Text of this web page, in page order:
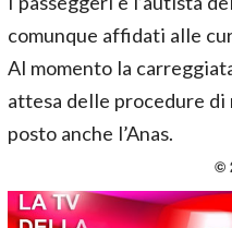
comunque affidati alle
Al momento la
attesa delle procedure di
posto anche l’Anas.
©